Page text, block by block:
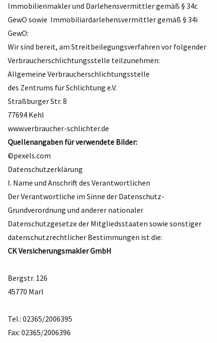
Immobilienmakler und Darlehensvermittler gemäß § 34c
GewO sowie Immobiliardarlehensvermittler gemäß § 34i
GewO:
Wir sind bereit, am Streitbeilegungsverfahren vor folgender
Verbraucherschlichtungsstelle teilzunehmen:
Allgemeine Verbraucherschlichtungsstelle
des Zentrums für Schlichtung e.V.
Straßburger Str. 8
77694 Kehl
www.verbraucher-schlichter.de
Quellenangaben für verwendete Bilder:
©pexels.com
Datenschutzerklärung
I. Name und Anschrift des Verantwortlichen
Der Verantwortliche im Sinne der Datenschutz-
Grundverordnung und anderer nationaler
Datenschutzgesetze der Mitgliedsstaaten sowie sonstiger
datenschutzrechtlicher Bestimmungen ist die:
CK Versicherungsmakler GmbH
Bergstr. 126
45770 Marl
Tel.: 02365/2006395
Fax: 02365/2006396